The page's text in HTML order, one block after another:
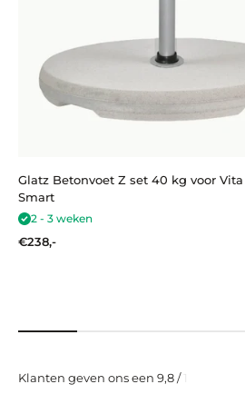
Glatz Betonvoet Z set 40 kg voor
Smart
2 - 3 weken
Aanbiedingsprijs
€238,-